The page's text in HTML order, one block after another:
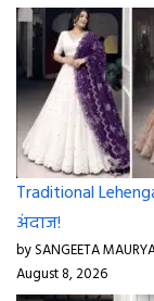
Traditional
अंदाज!
by SANGEETA
August 8, 2026